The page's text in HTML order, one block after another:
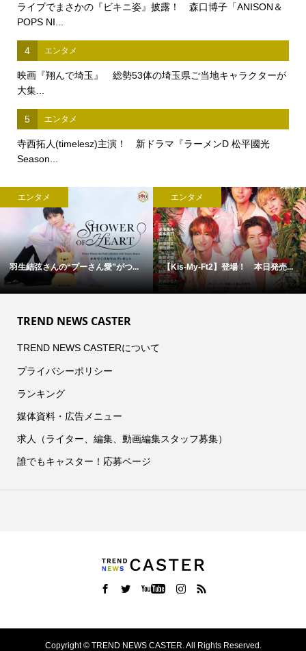
ライブでまさかの『ビキニ姿』披露！ 森口博子「ANISON＆
POPS NI...
4 エンタメ
映画『翔んで埼玉』 総勢53体の埼玉県ご当地キャラクターが
大集...
5 エンタメ
寺西拓人(timelesz)主演！ 新ドラマ『ラーメンD 松平國光
Season...
エンタメ
9/4(金)スタート！ 『北山宏光 T...
エンタメ
【福山雅治】サプライズ登壇！ ...
TREND NEWS CASTER
TREND NEWS CASTERについて
プライバシーポリシー
ランキング
媒体資料・広告メニュー
求人（ライター、編集、動画編集スタッフ募集）
誰でもキャスター！応募ページ
Copyright ©TREND NEWS CASTER. All Rights Reserved.